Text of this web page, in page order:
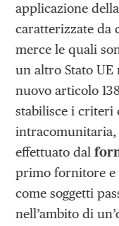
applicazione
caratterizzate da
merce le quali
un altro Stato
nuovo articolo
stabilisce i criteri
effettuato dal
primo fornitore e
come soggetti
nell’ambito di